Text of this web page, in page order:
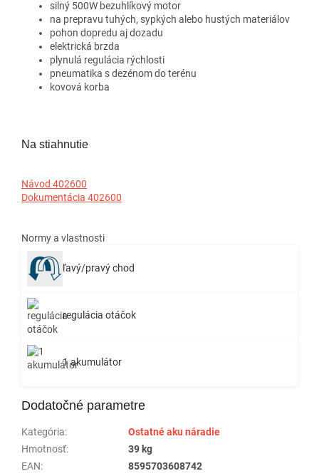
silný 500W bezuhlíkový motor
na prepravu tuhých, sypkých alebo hustých materiálov
pohon dopredu aj dozadu
elektrická brzda
plynulá regulácia rýchlosti
pneumatika s dezénom do terénu
kovová korba
Na stiahnutie
Návod 402600
Dokumentácia 402600
Normy a vlastnosti
ľavý/pravý chod
regulácia otáčok
1 akumulátor
Dodatočné parametre
Kategória:
Ostatné aku náradie
Hmotnosť:
39 kg
EAN:
8595703608742